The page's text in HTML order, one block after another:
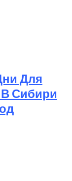
Для
Сибири